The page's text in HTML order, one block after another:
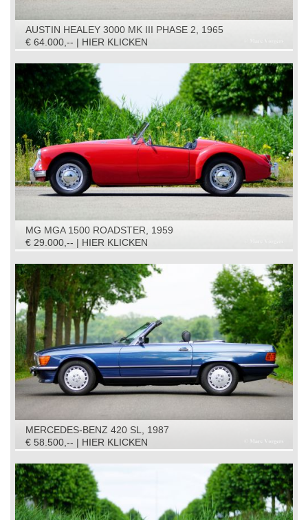
AUSTIN HEALEY 3000 MK III PHASE 2, 1965
€ 64.000,-- | HIER KLICKEN
MG MGA 1500 ROADSTER, 1959
€ 29.000,-- | HIER KLICKEN
MERCEDES-BENZ 420 SL, 1987
€ 58.500,-- | HIER KLICKEN